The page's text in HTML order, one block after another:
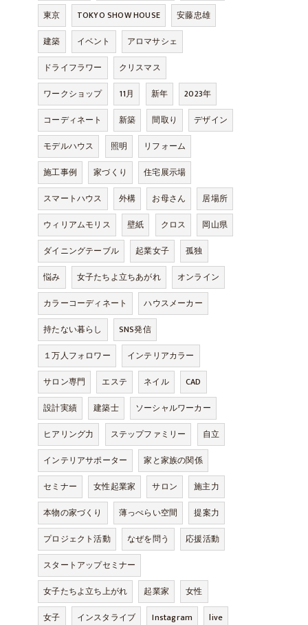
東京
TOKYO SHOW HOUSE
安藤忠雄
建築
イベント
アロマサシェ
ドライフラワー
クリスマス
ワークショップ
11月 新年
2023年
コーディネート
新築 間取り
デザイン
モデルハウス
照明
リフォーム
施工事例
家づくり
住宅展示場
スマートハウス
外構 お母さん
居場所
ウィリアムモリス
壁紙 クロス
岡山県
ダイニングテーブル
起業女子
孤独
悩み
女子たちよ立ちあがれ
オンライン
カラーコーディネート
ハウスメーカー
持たない暮らし
SNS発信
１万人フォロワー
インテリアカラー
サロン専門
エステ ネイル
CAD
設計実績
建築士
ソーシャルワーカー
ヒアリング力
ステップファミリー
自立
インテリアサポーター
家と家族の関係
セミナー
女性起業家 サロン
施主力
本物の家づくり
薄っぺらい空間
提案力
プロジェクト活動
なぜを問う
応援活動
スタートアップセミナー
女子たちよ立ち上がれ
起業家
女性
女子
インスタライブ Instagram
live